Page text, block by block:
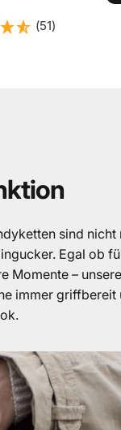
(51)
sind nicht
Egal ob
Momente –
immer griffbereit